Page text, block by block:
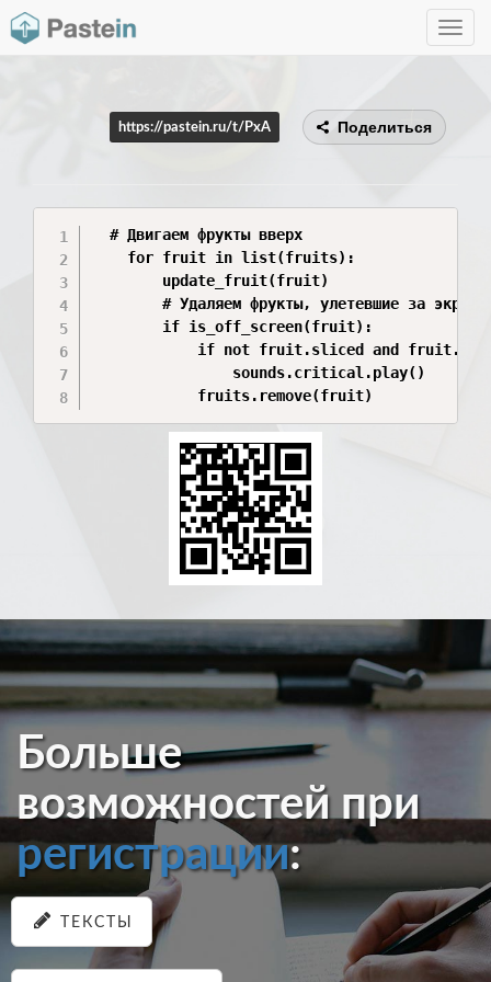
Toggle
https://pastein.ru/t/PxA Поделиться
  # Двигаем фрукты вверх
    for fruit in list(fruits):
        update_fruit(fruit)
        # Удаляем фрукты, улетевшие за экран
        if is_off_screen(fruit):
if not fruit.sliced and
                sounds.critical.play()
            fruits.remove(fruit)
Больше
возможностей при
регистрации:
ТЕКСТЫ